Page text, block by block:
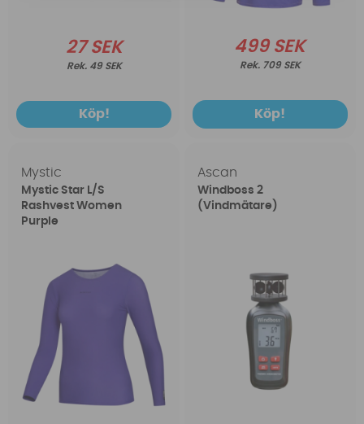
27 SEK
49 SEK
Köp!
499 SEK
709 SEK
Köp!
Mystic
Mystic Star L/S
Rashvest Women
Purple
Ascan
Windboss 2
(Vindmätare)